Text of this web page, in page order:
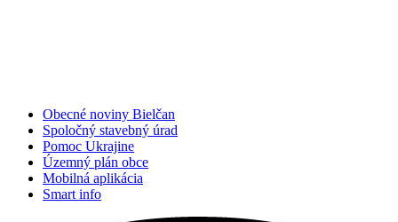
Obecné noviny Bielčan
Spoločný stavebný úrad
Pomoc Ukrajine
Územný plán obce
Mobilná aplikácia
Smart info